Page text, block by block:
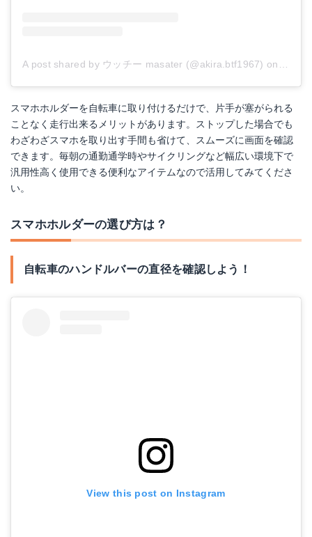
A post shared by ウッチー masater (@akira.btf1967) on Jan
スマホホルダーを自転車に取り付けるだけで、片手が塞がられる
ことなく走行出来るメリットがあります。ストップした場合でも
わざわざスマホを取り出す手間も省けて、スムーズに画面を確認
できます。毎朝の通勤通学時やサイクリングなど幅広い環境下で
汎用性高く使用できる便利なアイテムなので活用してみてくださ
い。
スマホホルダーの選び方は？
自転車のハンドルバーの直径を確認しよう！
View this post on Instagram